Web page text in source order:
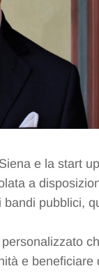
e la start
a
pubblici,
e beneficiare